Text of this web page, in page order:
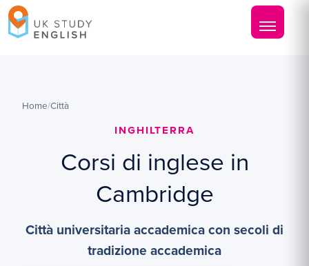
Home/Città
INGHILTERRA
Corsi di inglese in
Cambridge
Città universitaria accademica con secoli di
tradizione accademica